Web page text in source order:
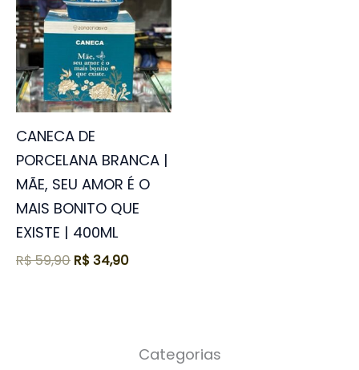
CANECA DE
PORCELANA BRANCA |
MÃE, SEU AMOR É O
MAIS BONITO QUE
EXISTE | 400ML
R$59,90
R$ 59,90.
R$34,90
R$ 34,90.
Categorias